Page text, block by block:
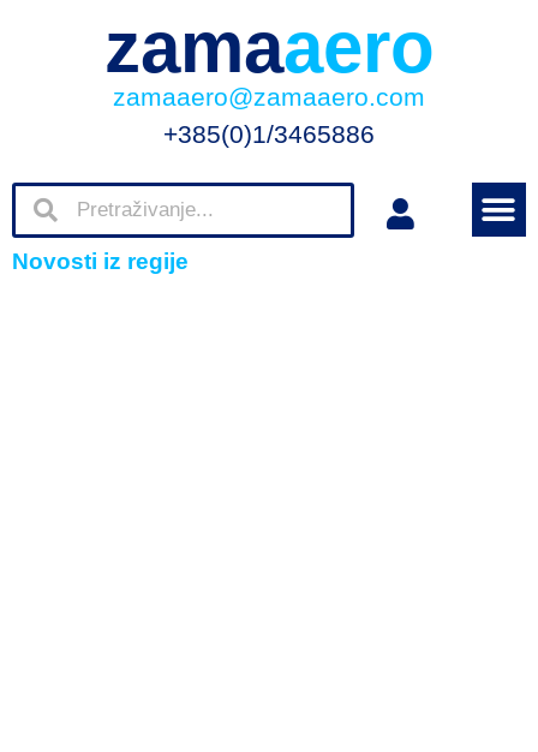
zamaaero
zamaaero@zamaaero.com
+385(0)1/3465886
Novosti iz regije